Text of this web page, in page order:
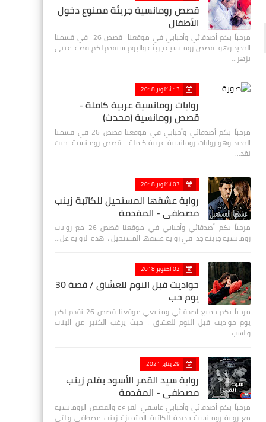
قصص رومانسية جريئة ممنوع دخول
الأطفال
مرحباً بكم أصدقائي وأحبابي في موقعنا قصص 26 في قسمنا
الجديد وهو قصص رومانسية جريئة واليوم سنقدم لكم قصة اعتني
بزهر…
13 أكتوبر 2018
روايات رومانسية عربية كاملة -
قصص رومانسية (محدث)
مرحباً بكم أصدقائي وأحبابي في موقعنا قصص 26 في قسمنا
الجديد وهو روايات رومانسية عربية كاملة - قصص رومانسية حيث
نقد…
07 أكتوبر 2018
رواية عشقها المستحيل للكاتبة زينب
مصطفي - المقدمة
مرحباً بكم أصدقائي وأحبابي في موقعنا قصص 26 مع روايات
رومانسية جريئة جدا في رواية عشقها المستحيل ، هذه الرواية عل…
02 أكتوبر 2018
حواديت قبل النوم للعشاق / قصة 30
يوم حب
مرحباً بكم جميع أصدقائي ومتابعي موقعنا قصص 26 نقدم لكم
يوم حواديت قبل النوم للعشاق ، حيث يرغب الكثير من البنات
والشب…
29 يناير 2021
رواية سيد القمر الأسود بقلم زينب
مصطفي - المقدمة
مرحباً بكم أصدقائي وأحبابي عاشقي القراءة والقصص الرومانسية
مع رواية رومانسية جديدة للكاتبة المتميزة زينب مصطفى والتي